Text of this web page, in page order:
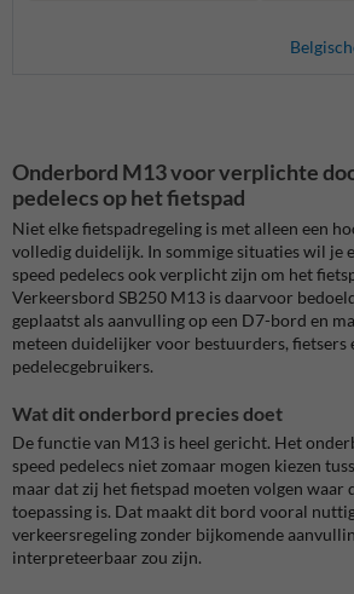
Onderbord M13 voor verplichte
pedelecs op het fietspad
Niet elke fietspadregeling is met alleen een
volledig duidelijk. In sommige situaties wil je
speed pedelecs ook verplicht zijn om het
Verkeersbord SB250 M13 is daarvoor
geplaatst als aanvulling op een D7-bord en
meteen duidelijker voor bestuurders, fietsers
pedelecgebruikers.
Wat dit onderbord precies doet
De functie van M13 is heel gericht. Het
speed pedelecs niet zomaar mogen kiezen
maar dat zij het fietspad moeten volgen waar
toepassing is. Dat maakt dit bord vooral
verkeersregeling zonder bijkomende
interpreteerbaar zou zijn.